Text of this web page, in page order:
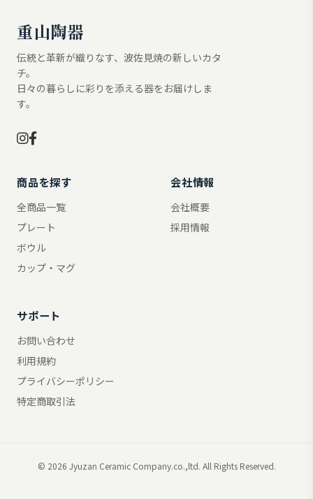
重山陶器
伝統と革新が織りなす、波佐見焼の新しいカタ
チ。
日々の暮らしに彩りを添える器をお届けしま
す。
商品を探す
全商品一覧
プレート
ボウル
カップ・マグ
会社情報
会社概要
採用情報
サポート
お問い合わせ
利用規約
プライバシーポリシー
特定商取引法
© 2026 Jyuzan Ceramic Company.co.,ltd. All Rights Reserved.